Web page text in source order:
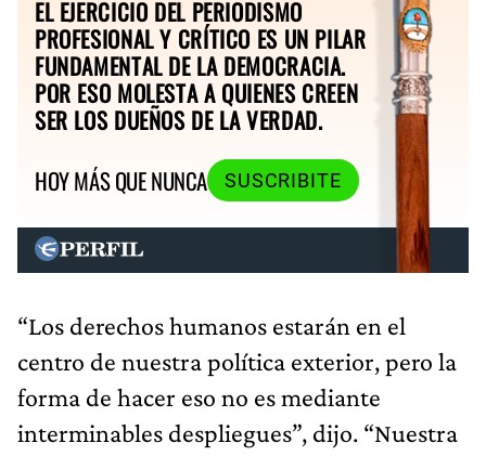
EL EJERCICIO DEL PERIODISMO
PROFESIONAL Y CRÍTICO ES UN PILAR
FUNDAMENTAL DE LA DEMOCRACIA.
POR ESO MOLESTA A QUIENES CREEN
SER LOS DUEÑOS DE LA VERDAD.
HOY MÁS QUE NUNCA
SUSCRIBITE
“Los derechos humanos estarán en el
centro de nuestra política exterior, pero la
forma de hacer eso no es mediante
interminables despliegues”, dijo. “Nuestra